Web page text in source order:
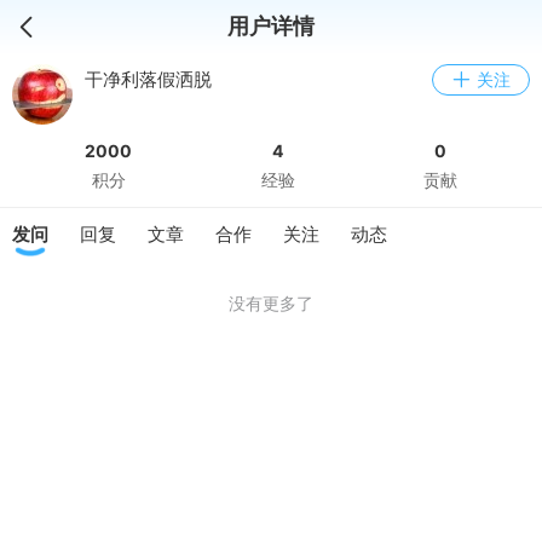
用户详情
干净利落假洒脱 关注
2000
积分
4
经验
0
贡献
发问 回复 文章 合作 关注 动态
没有更多了